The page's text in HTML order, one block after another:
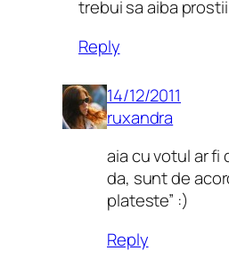
trebui sa aiba
Reply
14/12/2011
ruxandra
aia cu votul ar fi
da, sunt de
plateste” :)
Reply